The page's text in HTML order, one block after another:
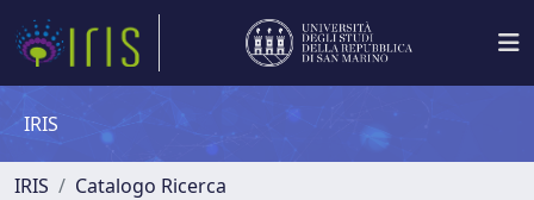
IRIS
IRIS
Catalogo Ricerca